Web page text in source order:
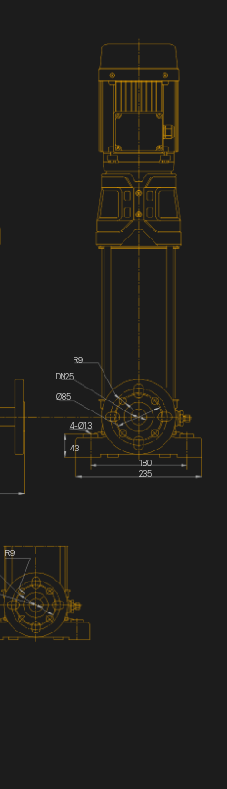
DN25
180
235
43
4-Ø13
Ø85
R9
R9